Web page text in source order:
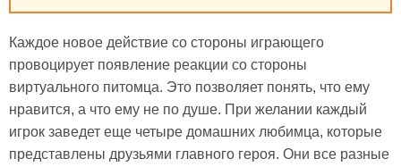
Каждое новое действие со стороны играющего
провоцирует появление реакции со стороны
виртуального питомца. Это позволяет понять, что ему
нравится, а что ему не по душе. При желании каждый
игрок заведет еще четыре домашних любимца, которые
представлены друзьями главного героя. Они все разные